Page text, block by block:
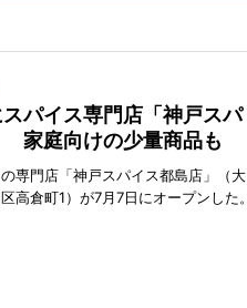
パイス専門店「神戸スパ
家庭向けの少量商品も
専門店「神戸スパイス都島店」（大
高倉町1）が7月7日にオープンした。